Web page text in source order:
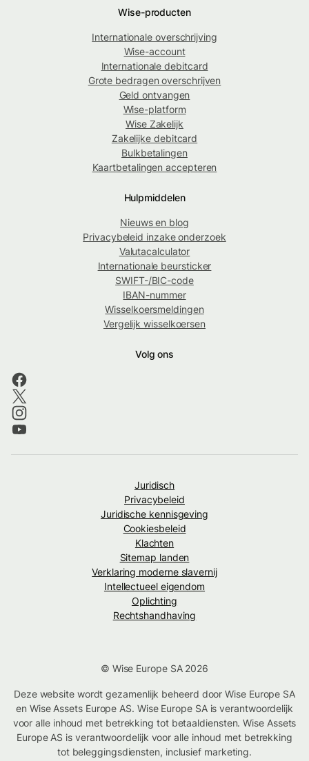
Wise-producten
Internationale overschrijving
Wise-account
Internationale debitcard
Grote bedragen overschrijven
Geld ontvangen
Wise-platform
Wise Zakelijk
Zakelijke debitcard
Bulkbetalingen
Kaartbetalingen accepteren
Hulpmiddelen
Nieuws en blog
Privacybeleid inzake onderzoek
Valutacalculator
Internationale beursticker
SWIFT-/BIC-code
IBAN-nummer
Wisselkoersmeldingen
Vergelijk wisselkoersen
Volg ons
Juridisch
Privacybeleid
Juridische kennisgeving
Cookiesbeleid
Klachten
Sitemap landen
Verklaring moderne slavernij
Intellectueel eigendom
Oplichting
Rechtshandhaving
© Wise Europe SA 2026
Deze website wordt gezamenlijk beheerd door Wise Europe SA
en Wise Assets Europe AS. Wise Europe SA is verantwoordelijk
voor alle inhoud met betrekking tot betaaldiensten. Wise Assets
Europe AS is verantwoordelijk voor alle inhoud met betrekking
tot beleggingsdiensten, inclusief marketing.